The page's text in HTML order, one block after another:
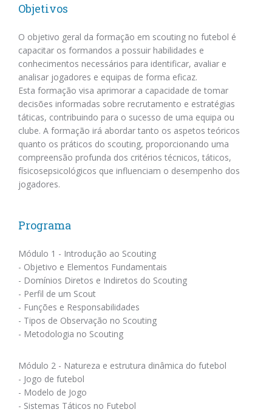
Objetivos
O objetivo geral da formação em scouting no futebol é
capacitar os formandos a possuir habilidades e
conhecimentos necessários para identificar, avaliar e
analisar jogadores e equipas de forma eficaz.
Esta formação visa aprimorar a capacidade de tomar
decisões informadas sobre recrutamento e estratégias
táticas, contribuindo para o sucesso de uma equipa ou
clube. A formação irá abordar tanto os aspetos teóricos
quanto os práticos do scouting, proporcionando uma
compreensão profunda dos critérios técnicos, táticos,
físicosepsicológicos que influenciam o desempenho dos
jogadores.
Programa
Módulo 1 - Introdução ao Scouting
- Objetivo e Elementos Fundamentais
- Domínios Diretos e Indiretos do Scouting
- Perfil de um Scout
- Funções e Responsabilidades
- Tipos de Observação no Scouting
- Metodologia no Scouting
Módulo 2 - Natureza e estrutura dinâmica do futebol
- Jogo de futebol
- Modelo de Jogo
- Sistemas Táticos no Futebol